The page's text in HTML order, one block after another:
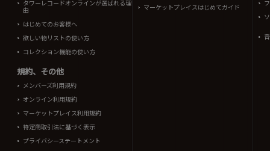
タワーレコードオンラインが選ばれる理
由
はじめてのお客様へ
欲しい物リストの使い方
コレクション機能の使い方
規約、その他
メンバーズ利用規約
オンライン利用規約
マーケットプレイス利用規約
特定商取引法に基づく表示
プライバシーステートメント
マーケットプレイスはじめてガイド